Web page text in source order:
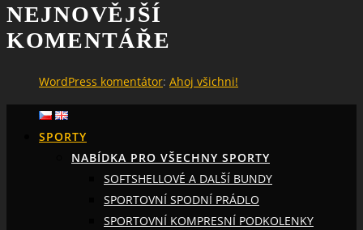
NEJNOVĚJŠÍ
KOMENTÁŘE
WordPress komentátor: Ahoj všichni!
SPORTY
NABÍDKA PRO VŠECHNY SPORTY
SOFTSHELLOVÉ A DALŠÍ BUNDY
SPORTOVNÍ SPODNÍ PRÁDLO
SPORTOVNÍ KOMPRESNÍ PODKOLENKY